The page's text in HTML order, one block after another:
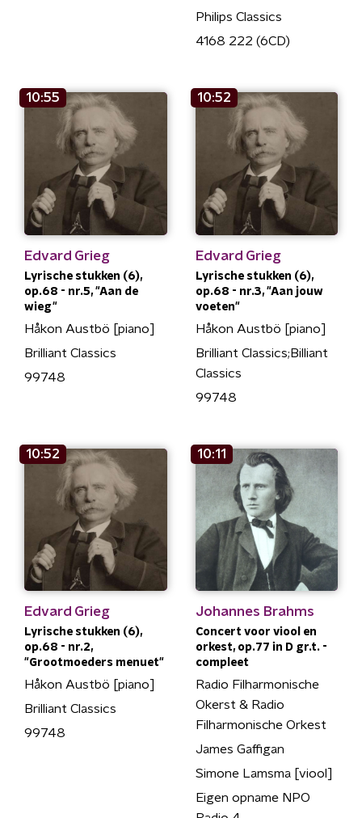
Philips Classics
4168 222 (6CD)
10:55
Edvard Grieg
Lyrische stukken (6),
op.68 - nr.5, "Aan de
wieg"
Håkon Austbö [piano]
Brilliant Classics
99748
10:52
Edvard Grieg
Lyrische stukken (6),
op.68 - nr.3, "Aan jouw
voeten"
Håkon Austbö [piano]
Brilliant Classics;Billiant
Classics
99748
10:52
Edvard Grieg
Lyrische stukken (6),
op.68 - nr.2,
"Grootmoeders menuet"
Håkon Austbö [piano]
Brilliant Classics
99748
10:11
Johannes Brahms
Concert voor viool en
orkest, op.77 in D gr.t. -
compleet
Radio Filharmonische
Okerst & Radio
Filharmonische Orkest
James Gaffigan
Simone Lamsma [viool]
Eigen opname NPO